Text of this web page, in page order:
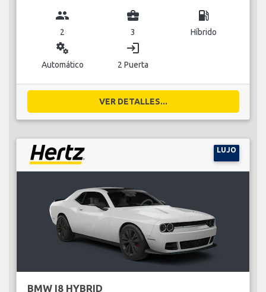
group
2
business_center
3
local_gas_station
Híbrido
miscellaneous_services
Automático
login
2 Puerta
VER DETALLES...
LUJO
BMW I8 HYBRID